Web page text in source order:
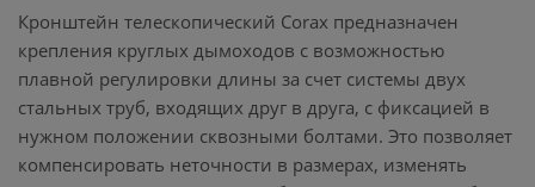
Кронштейн телескопический Corax предназначен
крепления круглых дымоходов с возможностью
плавной регулировки длины за счет системы двух
стальных труб, входящих друг в друга, с фиксацией в
нужном положении сквозными болтами. Это позволяет
компенсировать неточности в размерах, изменять